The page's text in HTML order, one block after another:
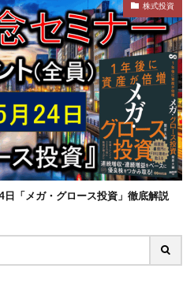
株式投資
日「メガ・グロース投資」徹底解説